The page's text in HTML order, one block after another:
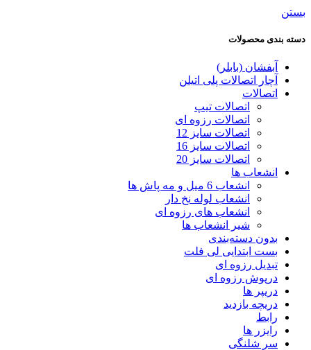
بستن
دسته بندی محصولات
آبفشان (بابلر)
آچار اتصالات پلی اتیلن
اتصالات
اتصالات تیپ
اتصالات رزوه ای
اتصالات سایز 12
اتصالات سایز 16
اتصالات سایز 20
انشعاب ها
انشعاب 6 میل و مه پاش ها
انشعاب لوله نخ دار
انشعاب های رزوه ای
شیر انشعاب ها
بدون دسته‌بندی
بست ابتدایی لی فلت
تبدیل رزوه ای
درپوش رزوه ای
دریپر ها
دریچه بازدید
رابط
رایزر ها
سر شلنگی